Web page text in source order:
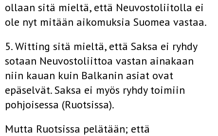
ollaan sitä mieltä, että Neuvostoliitolla ei
ole nyt mitään aikomuksia Suomea vastaa.
5. Witting sitä mieltä, että Saksa ei ryhdy
sotaan Neuvostoliit­toa vastan ainakaan
niin kauan kuin Balkanin asiat ovat
epäselvät. Saksa ei myös ryhdy toimiin
pohjoisessa (Ruotsissa).
Mutta Ruotsissa pelätään; että